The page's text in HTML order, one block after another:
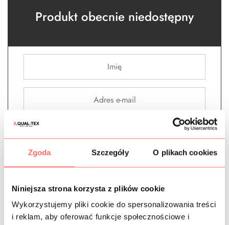
Zgoda Szczegóły O plikach cookies
Niniejsza strona korzysta z plików cookie
Wykorzystujemy pliki cookie do spersonalizowania treści
i reklam, aby oferować funkcje społecznościowe i
Produkt obecnie niedostępny
Powiadom o dostępności
Materiały wg koloru,metr,Nowości,Outlet tkanin -
wyprzedaże - końcówki serii , Sztruksy Tkaniny